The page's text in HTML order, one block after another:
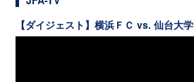
【ダイジェスト】横浜ＦＣ vs. 仙台大学